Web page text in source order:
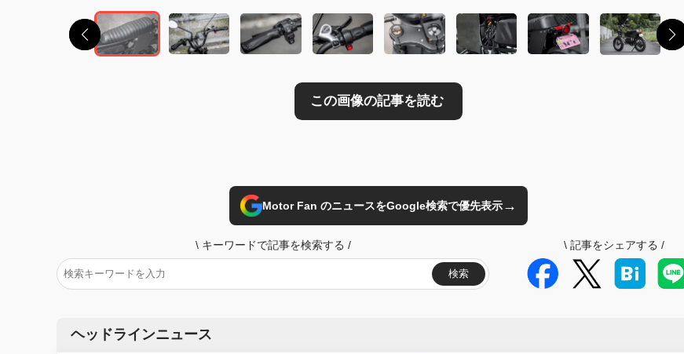
Motor Fan のニュースをGoogle検索で優先表示→
\ キーワードで記事を検索する /
検索
\ 記事をシェアする /
ヘッドラインニュース